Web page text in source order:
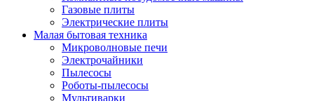
Газовые плиты
Электрические плиты
Малая бытовая техника
Микроволновые печи
Электрочайники
Пылесосы
Роботы-пылесосы
Мультиварки